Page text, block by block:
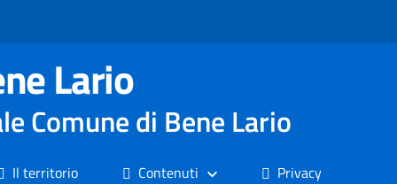
Lario
Comune di Bene Lario
Il territorio Contenuti Privacy